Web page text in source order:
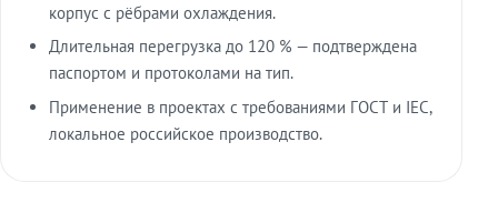
корпус с рёбрами охлаждения.
Длительная перегрузка до 120 % — подтверждена
паспортом и протоколами на тип.
Применение в проектах с требованиями ГОСТ и IEC,
локальное российское производство.